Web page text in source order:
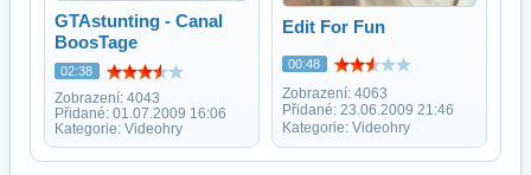
GTAstunting - Canal
BoosTage
02:38
Zobrazení: 4043
Přidané: 01.07.2009 16:06
Kategorie: Videohry
Edit For Fun
00:48
Zobrazení: 4063
Přidané: 23.06.2009 21:46
Kategorie: Videohry